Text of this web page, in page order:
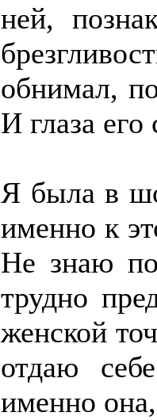
ней,
обнимал,
И глаза его
Я была в
именно к
Не знаю
трудно
женской
отдаю
именно